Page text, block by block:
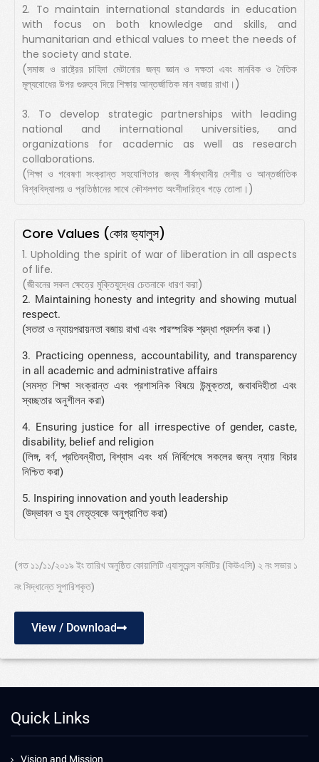
2. To maintain international standards in education
with focus on both knowledge and skills, and
humanitarian and ethical values to meet the needs of
the society and state.
(সমাজ ও রাষ্ট্রের চাহিদা মেটানোর জন্য জ্ঞান ও দক্ষতা এবং মানবিক ও নৈতিক
মূল্যবোধের উপর গুরুত্ব দিয়ে শিক্ষায় আন্তর্জাতিক মান বজায় রাখা।)
3. To develop strategic partnerships with leading
national and international universities, and
organizations for academic as well as research
collaborations.
(শিক্ষা ও গবেষণা সংক্রান্ত সহযোগিতার জন্য শীর্ষস্থানীয় দেশীয় ও আন্তর্জাতিক
বিশ্ববিদ্যালয় ও প্রতিষ্ঠানের সাথে কৌশলগত অংশীদারিত্ব গড়ে তোলা।)
Core Values (কোর ভ্যালুস)
1. Upholding the spirit of war of liberation in all aspects
of life.
(জীবনের সকল ক্ষেত্রে মুক্তিযুদ্ধের চেতনাকে ধারণ করা)
2. Maintaining honesty and integrity and showing mutual
respect.
(সততা ও ন্যায়পরায়নতা বজায় রাখা এবং পারস্পরিক শ্রদ্ধা প্রদর্শন করা।)
3. Practicing openness, accountability, and transparency
in all academic and administrative affairs
(সমস্ত শিক্ষা সংক্রান্ত এবং প্রশাসনিক বিষয়ে উন্মুক্ততা, জবাবদিহীতা এবং
স্বচ্ছতার অনুশীলন করা)
4. Ensuring justice for all irrespective of gender, caste,
disability, belief and religion
(লিঙ্গ, বর্ণ, প্রতিবন্ধীতা, বিশ্বাস এবং ধর্ম নির্বিশেষে সকলের জন্য ন্যায় বিচার
নিশ্চিত করা)
5. Inspiring innovation and youth leadership
(উদ্ভাবন ও যুব নেতৃত্বকে অনুপ্রাণিত করা)
(গত ১১/১১/২০১৯ ইং তারিখ অনুষ্ঠিত কোয়ালিটি এ্যাসুরেন্স কমিটির (কিউএসি) ২ নং সভার ১
নং সিদ্ধান্তে সুপারিশকৃত)
View / Download
Quick Links
Vision and Mission